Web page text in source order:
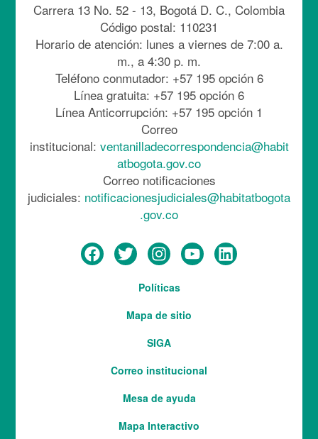
Carrera 13 No. 52 - 13, Bogotá D. C., Colombia
Código postal: 110231
Horario de atención: lunes a viernes de 7:00 a.
m., a 4:30 p. m.
Teléfono conmutador: +57 195 opción 6
Línea gratuita: +57 195 opción 6
Línea Anticorrupción: +57 195 opción 1
Correo
institucional: ventanilladecorrespondencia@habit
atbogota.gov.co
Correo notificaciones
judiciales: notificacionesjudiciales@habitatbogota
.gov.co
Políticas
Mapa de sitio
SIGA
Correo institucional
Mesa de ayuda
Mapa Interactivo